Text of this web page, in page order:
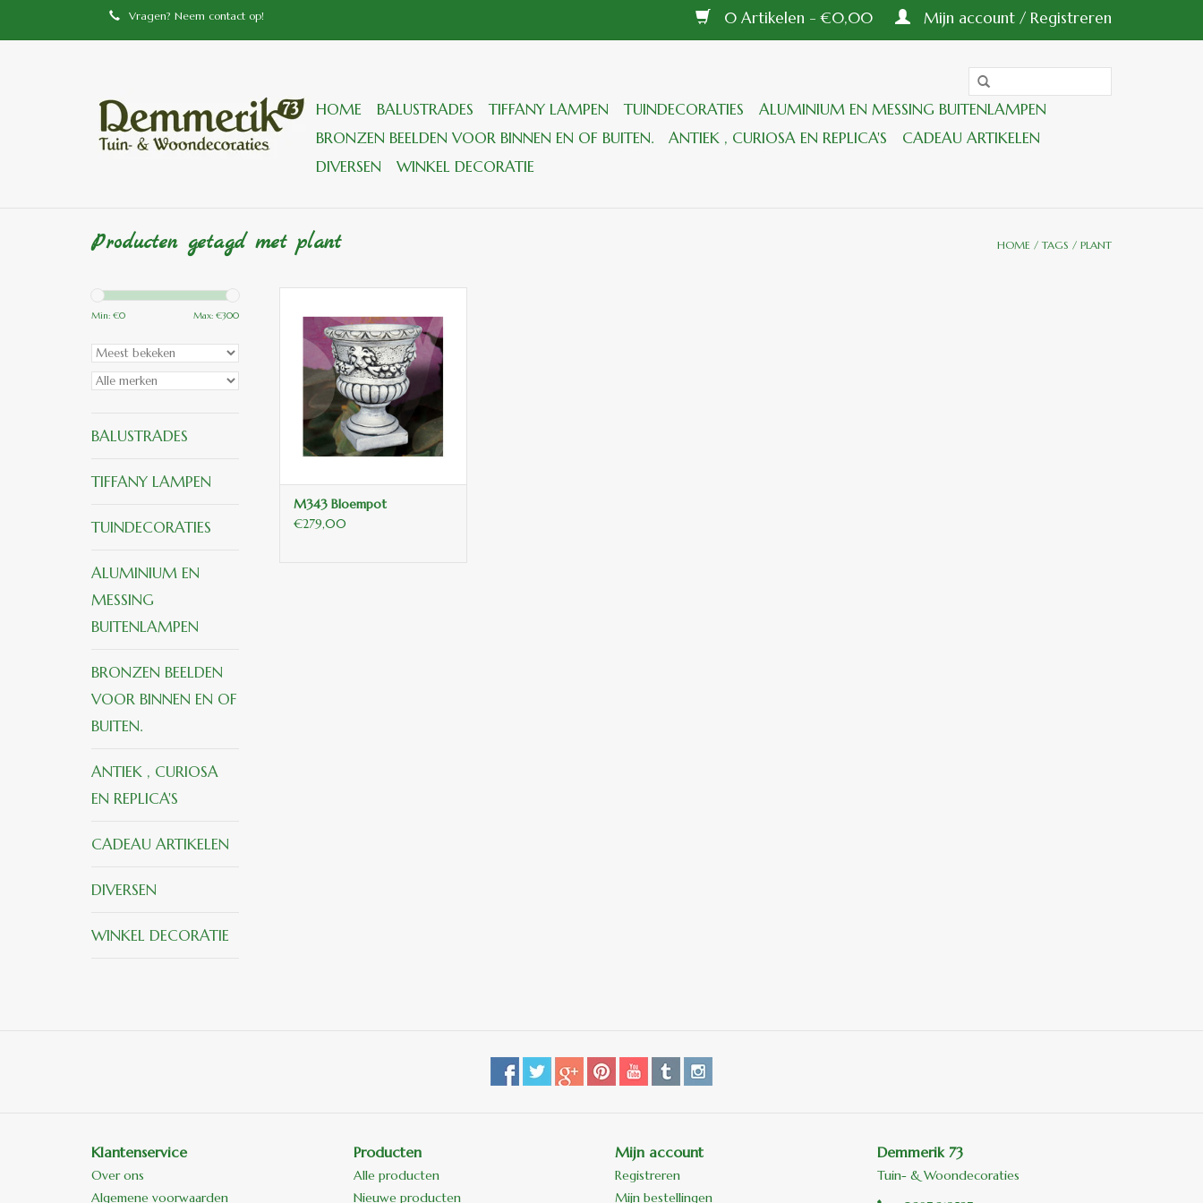
Vragen? Neem contact op! 0 Artikelen - €0,00 Mijn account / Registreren
HOME BALUSTRADES TIFFANY LAMPEN TUINDECORATIES
ALUMINIUM EN MESSING BUITENLAMPEN
BRONZEN BEELDEN VOOR BINNEN EN OF BUITEN.
ANTIEK , CURIOSA EN REPLICA'S
CADEAU ARTIKELEN
DIVERSEN
WINKEL DECORATIE
Producten getagd met plant HOME / TAGS / PLANT
Min: €0 Max: €300
BALUSTRADES
TIFFANY LAMPEN
TUINDECORATIES
ALUMINIUM EN
MESSING
BUITENLAMPEN
BRONZEN BEELDEN
VOOR BINNEN EN OF
BUITEN.
ANTIEK , CURIOSA
EN REPLICA'S
CADEAU ARTIKELEN
DIVERSEN
WINKEL DECORATIE
leeuwekoppen rondom
TOEVOEGEN AAN
WINKELWAGEN
M343 Bloempot
€279,00
Klantenservice
Over ons
Algemene voorwaarden
Producten
Alle producten
Nieuwe producten
Mijn account
Registreren
Mijn bestellingen
Demmerik 73
Tuin- & Woondecoraties